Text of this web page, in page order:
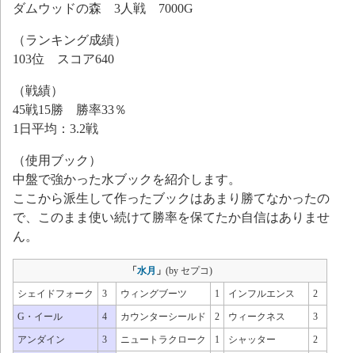
ダムウッドの森 3人戦 7000G
（ランキング成績）
103位 スコア640
（戦績）
45戦15勝 勝率33％
1日平均：3.2戦
（使用ブック）
中盤で強かった水ブックを紹介します。
ここから派生して作ったブックはあまり勝てなかったの
で、このまま使い続けて勝率を保てたか自信はありませ
ん。
「 水月 」 (by セプコ)
シェイドフォーク 3 ウィングブーツ 1 インフルエンス 2
G・イール 4 カウンターシールド 2 ウィークネス 3
アンダイン 3 ニュートラクローク 1 シャッター 2